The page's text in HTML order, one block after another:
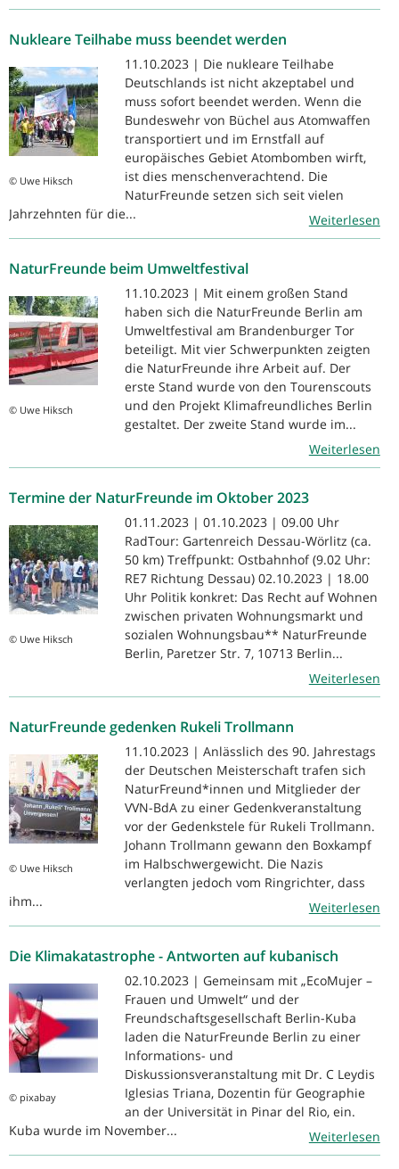
Nukleare Teilhabe muss beendet werden
© Uwe Hiksch
11.10.2023 | Die nukleare Teilhabe
Deutschlands ist nicht akzeptabel und
muss sofort beendet werden. Wenn die
Bundeswehr von Büchel aus Atomwaffen
transportiert und im Ernstfall auf
europäisches Gebiet Atombomben wirft,
ist dies menschenverachtend. Die
NaturFreunde setzen sich seit vielen
Jahrzehnten für die...
Weiterlesen
NaturFreunde beim Umweltfestival
© Uwe Hiksch
11.10.2023 | Mit einem großen Stand
haben sich die NaturFreunde Berlin am
Umweltfestival am Brandenburger Tor
beteiligt. Mit vier Schwerpunkten zeigten
die NaturFreunde ihre Arbeit auf. Der
erste Stand wurde von den Tourenscouts
und den Projekt Klimafreundliches Berlin
gestaltet. Der zweite Stand wurde im...
Weiterlesen
Termine der NaturFreunde im Oktober 2023
© Uwe Hiksch
01.11.2023 | 01.10.2023 | 09.00 Uhr
RadTour: Gartenreich Dessau-Wörlitz (ca.
50 km) Treffpunkt: Ostbahnhof (9.02 Uhr:
RE7 Richtung Dessau) 02.10.2023 | 18.00
Uhr Politik konkret: Das Recht auf Wohnen
zwischen privaten Wohnungsmarkt und
sozialen Wohnungsbau** NaturFreunde
Berlin, Paretzer Str. 7, 10713 Berlin...
Weiterlesen
NaturFreunde gedenken Rukeli Trollmann
© Uwe Hiksch
11.10.2023 | Anlässlich des 90. Jahrestags
der Deutschen Meisterschaft trafen sich
NaturFreund*innen und Mitglieder der
VVN-BdA zu einer Gedenkveranstaltung
vor der Gedenkstele für Rukeli Trollmann.
Johann Trollmann gewann den Boxkampf
im Halbschwergewicht. Die Nazis
verlangten jedoch vom Ringrichter, dass
ihm...
Weiterlesen
Die Klimakatastrophe - Antworten auf kubanisch
© pixabay
02.10.2023 | Gemeinsam mit „EcoMujer –
Frauen und Umwelt“ und der
Freundschaftsgesellschaft Berlin-Kuba
laden die NaturFreunde Berlin zu einer
Informations- und
Diskussionsveranstaltung mit Dr. C Leydis
Iglesias Triana, Dozentin für Geographie
an der Universität in Pinar del Rio, ein.
Kuba wurde im November...
Weiterlesen